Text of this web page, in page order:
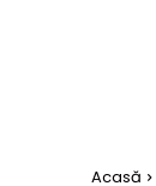
Acasă